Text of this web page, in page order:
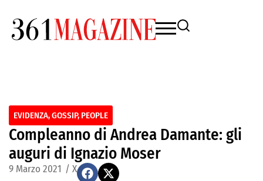
EVIDENZA,GOSSIP, PEOPLE
Compleanno di Andrea Damante: gli
auguri di Ignazio Moser
9 Marzo 2021 / X